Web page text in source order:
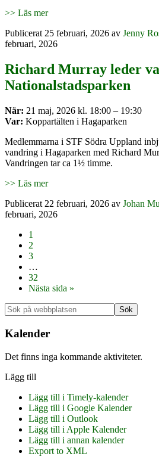
>> Läs mer
Publicerat 25 februari, 2026 av Jenny
februari, 2026
Richard Murray leder
Nationalstadsparken
När: 21 maj, 2026 kl. 18:00 – 19:30
Var: Koppartälten i Hagaparken
Medlemmarna i STF Södra Uppland
vandring i Hagaparken med Richard
Vandringen tar ca 1½ timme.
>> Läs mer
Publicerat 22 februari, 2026 av Johan
februari, 2026
Sida
1
Sida
2
Sida
3
sidor
utelämnas
…
Sida
32
Go
Nästa sida »
Primärt
sidofält
Sök
på
webbplatsen
Kalender
Det finns inga kommande aktiviteter.
Lägg till
Lägg till i Timely-kalender
Lägg till i Google Kalender
Lägg till i Outlook
Lägg till i Apple Kalender
Lägg till i annan kalender
Export to XML